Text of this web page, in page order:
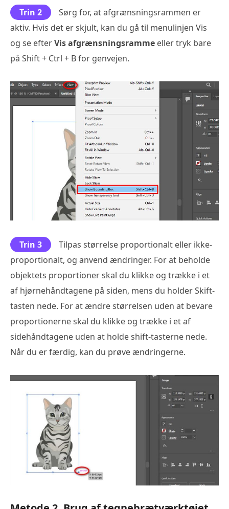
Trin 2
Sørg for, at afgrænsningsrammen er
aktiv. Hvis det er skjult, kan du gå til menulinjen Vis
og se efterVis afgrænsningsramme eller tryk bare
på Shift + Ctrl + B for genvejen.
Trin 3
Tilpas størrelse proportionalt eller ikke-
proportionalt, og anvend ændringer. For at beholde
objektets proportioner skal du klikke og trække i et
af hjørnehåndtagene på siden, mens du holder Skift-
tasten nede. For at ændre størrelsen uden at bevare
proportionerne skal du klikke og trække i et af
sidehåndtagene uden at holde shift-tasterne nede.
Når du er færdig, kan du prøve ændringerne.